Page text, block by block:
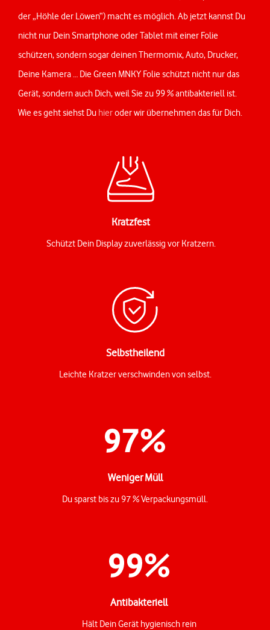
der „Höhle der Löwen“) macht es möglich. Ab jetzt kannst Du
nicht nur Dein Smartphone oder Tablet mit einer Folie
schützen, sondern sogar deinen Thermomix, Auto, Drucker,
Deine Kamera … Die Green MNKY Folie schützt nicht nur das
Gerät, sondern auch Dich, weil Sie zu 99 % antibakteriell ist.
Wie es geht siehst Du hieroder wir übernehmen das für Dich.
Kratzfest
Schützt Dein Display zuverlässig vor Kratzern.
Selbstheilend
Leichte Kratzer verschwinden von selbst.
Weniger Müll
Du sparst bis zu 97 % Verpackungsmüll.
Antibakteriell
Hält Dein Gerät hygienisch rein